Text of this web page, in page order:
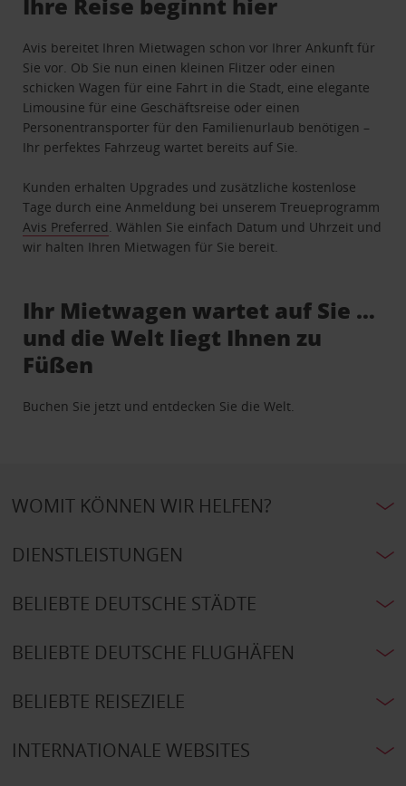
Avis bereitet Ihren Mietwagen schon vor Ihrer Ankunft für
Sie vor. Ob Sie nun einen kleinen Flitzer oder einen
schicken Wagen für eine Fahrt in die Stadt, eine elegante
Limousine für eine Geschäftsreise oder einen
Personentransporter für den Familienurlaub benötigen –
Ihr perfektes Fahrzeug wartet bereits auf Sie.
Kunden erhalten Upgrades und zusätzliche kostenlose
Tage durch eine Anmeldung bei unserem Treueprogramm
Avis Preferred . Wählen Sie einfach Datum und Uhrzeit und
wir halten Ihren Mietwagen für Sie bereit.
Ihr Mietwagen wartet auf Sie …
und die Welt liegt Ihnen zu
Füßen
Buchen Sie jetzt und entdecken Sie die Welt.
WOMIT KÖNNEN WIR HELFEN?
DIENSTLEISTUNGEN
BELIEBTE DEUTSCHE STÄDTE
BELIEBTE DEUTSCHE FLUGHÄFEN
BELIEBTE REISEZIELE
INTERNATIONALE WEBSITES